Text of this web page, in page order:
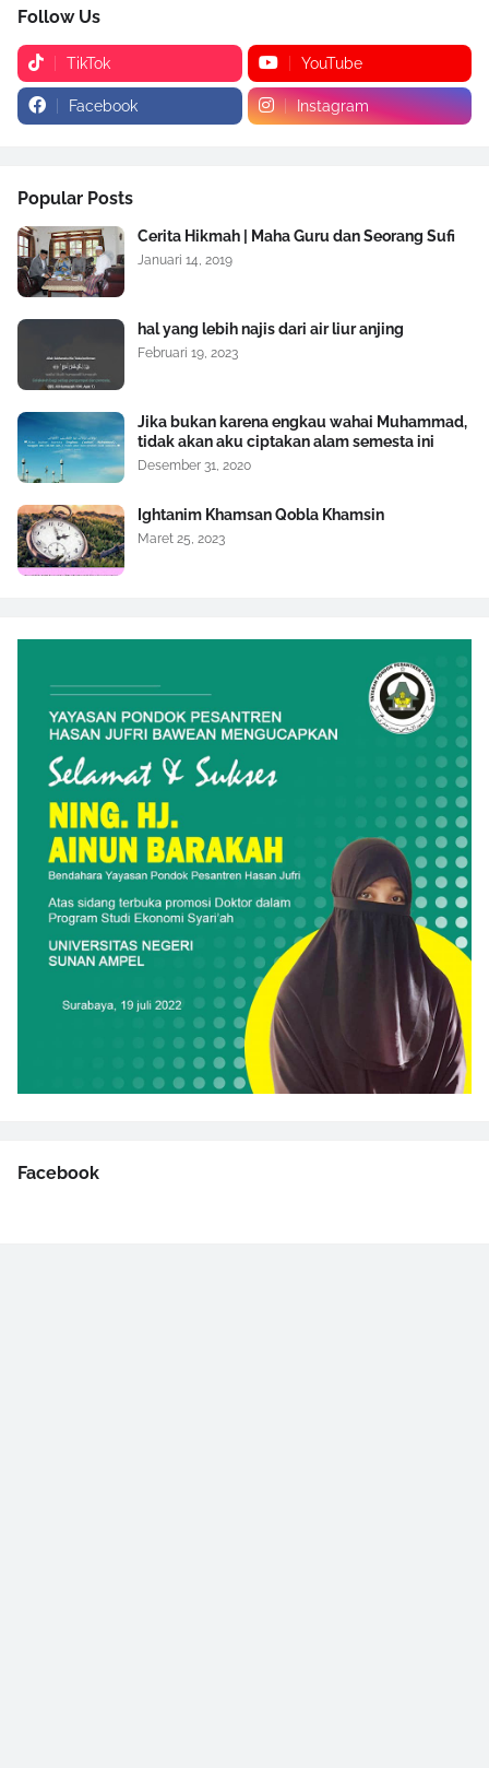
Follow Us
TikTok YouTube
Facebook Instagram
Popular Posts
Cerita Hikmah | Maha Guru dan Seorang Sufi
Januari 14, 2019
hal yang lebih najis dari air liur anjing
Februari 19, 2023
Jika bukan karena engkau wahai Muhammad,
tidak akan aku ciptakan alam semesta ini
Desember 31, 2020
Ightanim Khamsan Qobla Khamsin
Maret 25, 2023
Facebook